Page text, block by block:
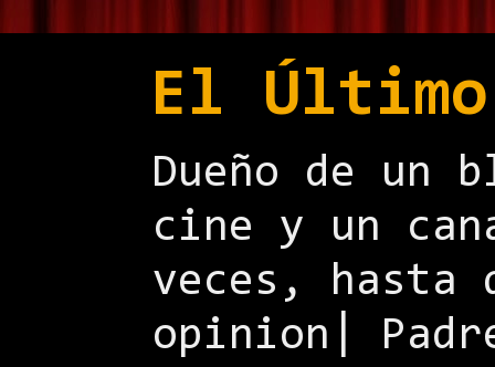
El
Dueño de un
cine y un
veces, hasta
opinion|